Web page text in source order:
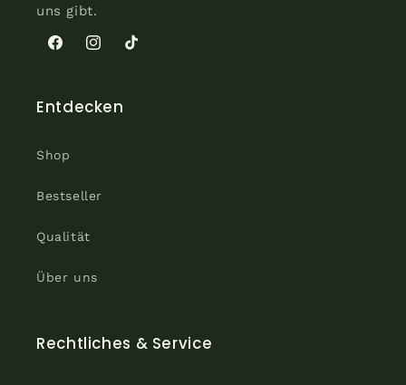
uns gibt.
FacebookInstagram
TikTok
Entdecken
Shop
Bestseller
Qualität
Über uns
Rechtliches & Service